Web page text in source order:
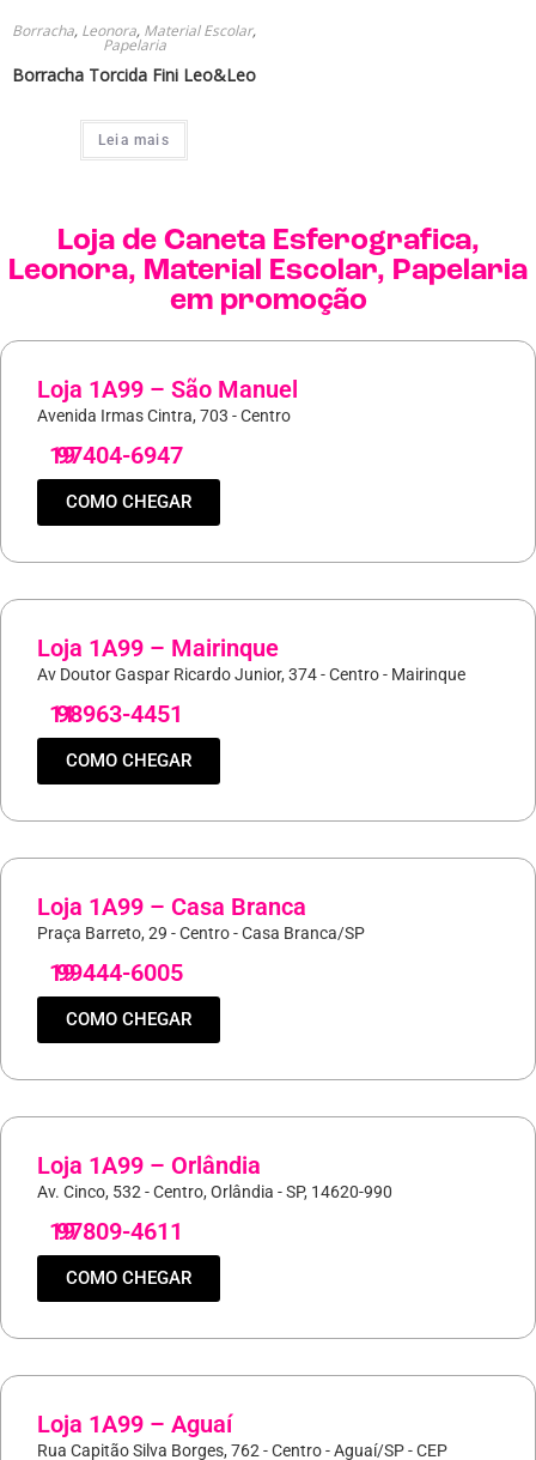
Borracha, Leonora, Material Escolar,
Papelaria
Borracha Torcida Fini Leo&Leo
Leia mais
Loja de Caneta Esferografica,
Leonora, Material Escolar, Papelaria
em promoção
Loja 1A99 – São Manuel
Avenida Irmas Cintra, 703 - Centro
19
97404-6947
COMO CHEGAR
Loja 1A99 – Mairinque
Av Doutor Gaspar Ricardo Junior, 374 - Centro - Mairinque
11
98963-4451
COMO CHEGAR
Loja 1A99 – Casa Branca
Praça Barreto, 29 - Centro - Casa Branca/SP
19
99444-6005
COMO CHEGAR
Loja 1A99 – Orlândia
Av. Cinco, 532 - Centro, Orlândia - SP, 14620-990
19
97809-4611
COMO CHEGAR
Loja 1A99 – Aguaí
Rua Capitão Silva Borges, 762 - Centro - Aguaí/SP - CEP